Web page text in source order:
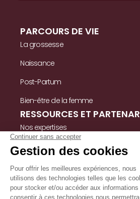
PARCOURS DE VIE
La grossesse
Naissance
Post-Partum
Bien-être de la femme
RESSOURCES ET
Nos expertises
Nos ressources
Témoignages
Nous contacter